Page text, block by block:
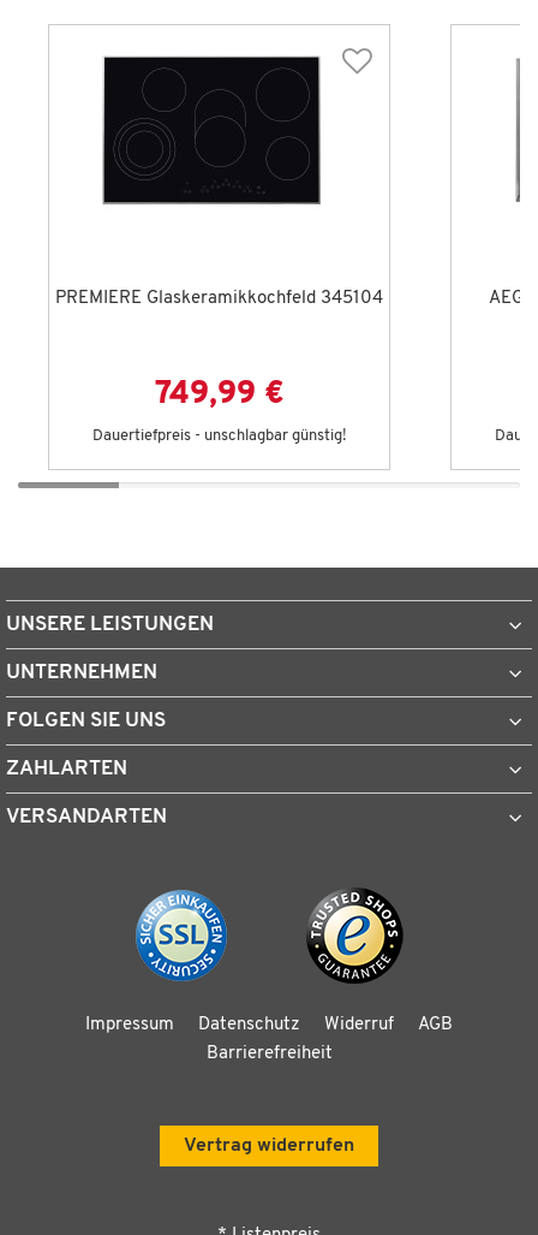
PREMIERE Glaskeramikkochfeld 345104
749,99 €
Dauertiefpreis - unschlagbar günstig!
AEG
UNSERE LEISTUNGEN
UNTERNEHMEN
FOLGEN SIE UNS
ZAHLARTEN
VERSANDARTEN
Impressum Datenschutz Widerruf
AGB
Barrierefreiheit
Vertrag widerrufen